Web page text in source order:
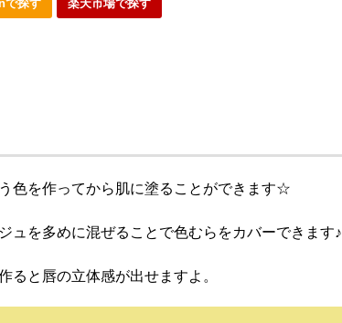
で探す 楽天市場で探す
色を作ってから肌に塗ることができます☆
ュを多めに混ぜることで色むらをカバーできます♪
ると唇の立体感が出せますよ。